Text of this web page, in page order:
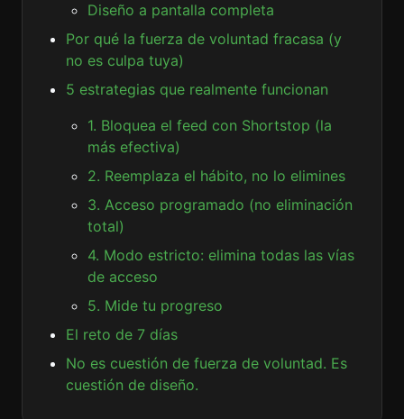
Diseño a pantalla completa
Por qué la fuerza de voluntad fracasa (y
no es culpa tuya)
5 estrategias que realmente funcionan
1. Bloquea el feed con Shortstop (la
más efectiva)
2. Reemplaza el hábito, no lo elimines
3. Acceso programado (no eliminación
total)
4. Modo estricto: elimina todas las vías
de acceso
5. Mide tu progreso
El reto de 7 días
No es cuestión de fuerza de voluntad. Es
cuestión de diseño.